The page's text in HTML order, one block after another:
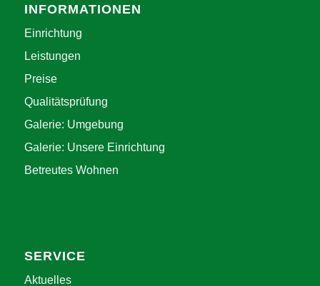
INFORMATIONEN
Einrichtung
Leistungen
Preise
Qualitätsprüfung
Galerie: Umgebung
Galerie: Unsere Einrichtung
Betreutes Wohnen
SERVICE
Aktuelles